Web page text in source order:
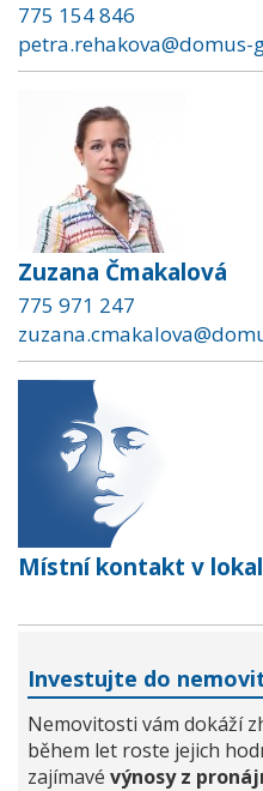
775 154 846
petra.rehakova@domus-
Zuzana Čmakalová
775 971 247
Místní kontakt v
Investujte do
Nemovitosti vám dokáží
během let roste jejich
zajímavé výnosy z